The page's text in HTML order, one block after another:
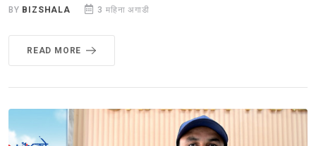
BY BIZSHALA 3 महिना अगाडी
READ MORE